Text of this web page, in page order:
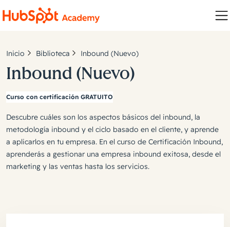
Inicio Biblioteca Inbound (Nuevo)
Inbound (Nuevo)
Curso con certificación GRATUITO
Descubre cuáles son los aspectos básicos del inbound, la
metodología inbound y el ciclo basado en el cliente, y aprende
a aplicarlos en tu empresa. En el curso de Certificación Inbound,
aprenderás a gestionar una empresa inbound exitosa, desde el
marketing y las ventas hasta los servicios.